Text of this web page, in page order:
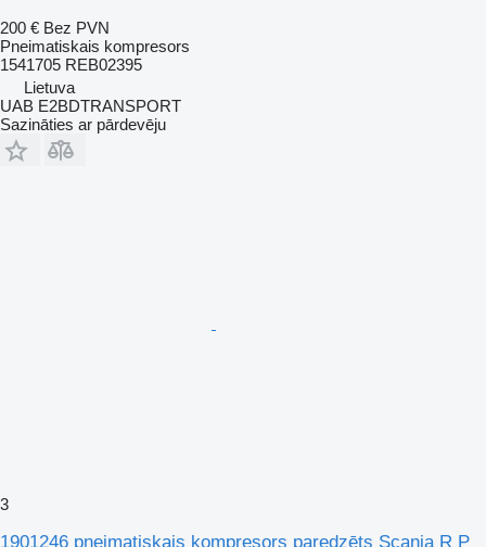
200 € Bez PVN
Pneimatiskais kompresors
1541705 REB02395
Lietuva
UAB E2BDTRANSPORT
Sazināties ar pārdevēju
3
1901246 pneimatiskais kompresors paredzēts Scania R P